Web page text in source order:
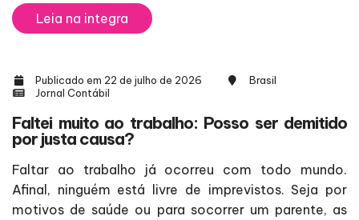
Leia na integra
Publicado em 22 de julho de 2026
Brasil
Jornal Contábil
Faltei muito ao trabalho: Posso ser demitido
por justa causa?
Faltar ao trabalho já ocorreu com todo mundo.
Afinal, ninguém está livre de imprevistos. Seja por
motivos de saúde ou para socorrer um parente, as